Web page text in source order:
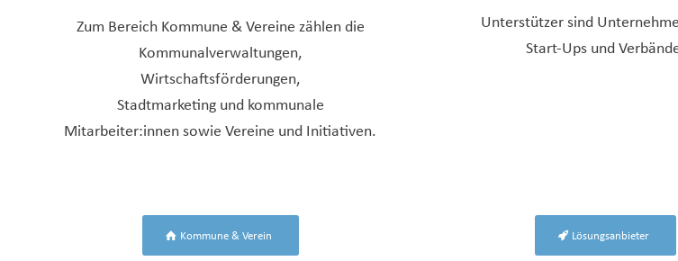
Zum Bereich Kommune & Vereine zählen die
Kommunalverwaltungen,
Wirtschaftsförderungen,
Stadtmarketing und kommunale
Mitarbeiter:innen sowie Vereine und Initiativen.
Unterstützer sind
Start-Ups und
Kommune & Verein Lösungsanbieter